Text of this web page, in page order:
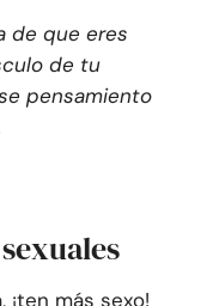
de que eres
de tu
pensamiento
más sexo!